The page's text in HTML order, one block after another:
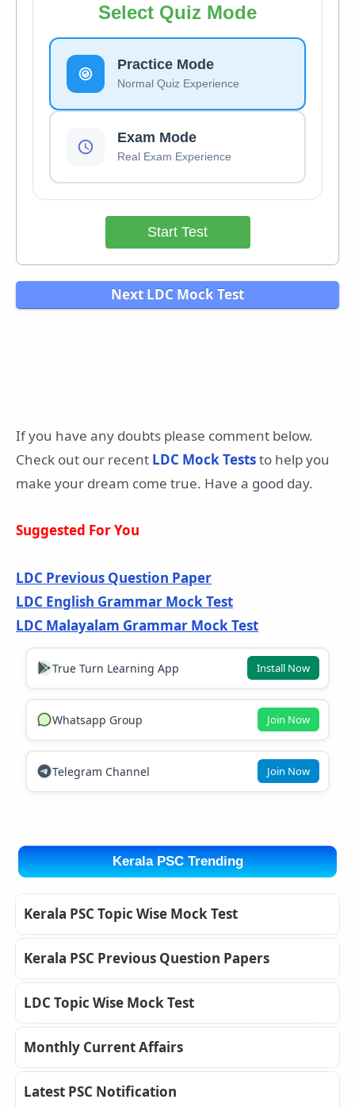
Select Quiz Mode
Practice Mode
Normal Quiz Experience
Exam Mode
Real Exam Experience
Start Test
Next LDC Mock Test
If you have any doubts please comment below.
Check out our recent LDC Mock Teststo help you
make your dream come true. Have a good day.
Suggested For You
LDC Previous Question Paper
LDC English Grammar Mock Test
LDC Malayalam Grammar Mock Test
True Turn Learning App Install Now
Whatsapp Group Join Now
Telegram Channel Join Now
Kerala PSC Trending
Kerala PSC Topic Wise Mock Test
Kerala PSC Previous Question Papers
LDC Topic Wise Mock Test
Monthly Current Affairs
Latest PSC Notification